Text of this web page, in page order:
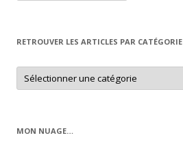
RETROUVER LES ARTICLES PAR CATÉGORIE
Retrouver
les
articles
MON NUAGE…